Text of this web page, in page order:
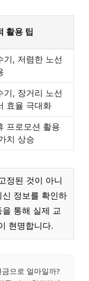
활용 팁
기, 저렴한 노선
기, 장거리 노선
효율 극대화
프로모션 활용
치 상승
정된 것이 아니
정보를 확인하
통해 실제 교
현명합니다.
으로 얼마일까?